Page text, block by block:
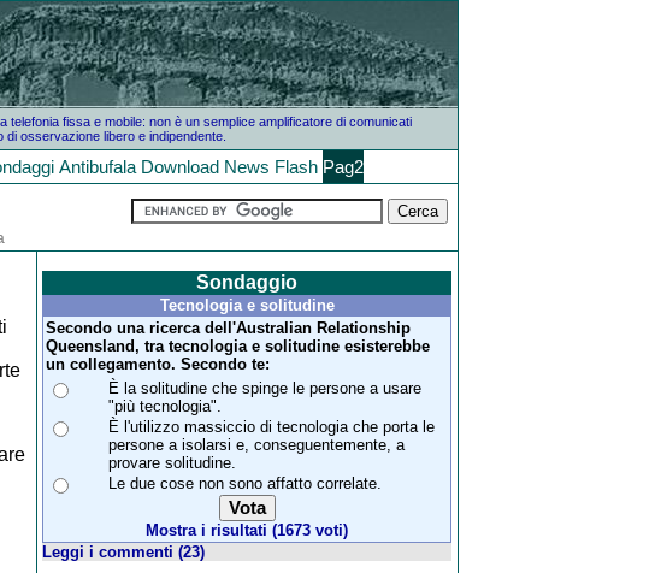
fissa e mobile: non è un semplice amplificatore di comunicati
osservazione libero e indipendente.
Antibufala Download News Flash Pag2
Sondaggio
Tecnologia e solitudine
Secondo una ricerca dell'Australian Relationship
Queensland, tra tecnologia e solitudine esisterebbe
un collegamento. Secondo te:
È la solitudine che spinge le persone a usare
"più tecnologia".
È l'utilizzo massiccio di tecnologia che porta le
persone a isolarsi e, conseguentemente, a
provare solitudine.
Le due cose non sono affatto correlate.
Mostra i risultati (1673 voti)
Leggi i commenti (23)